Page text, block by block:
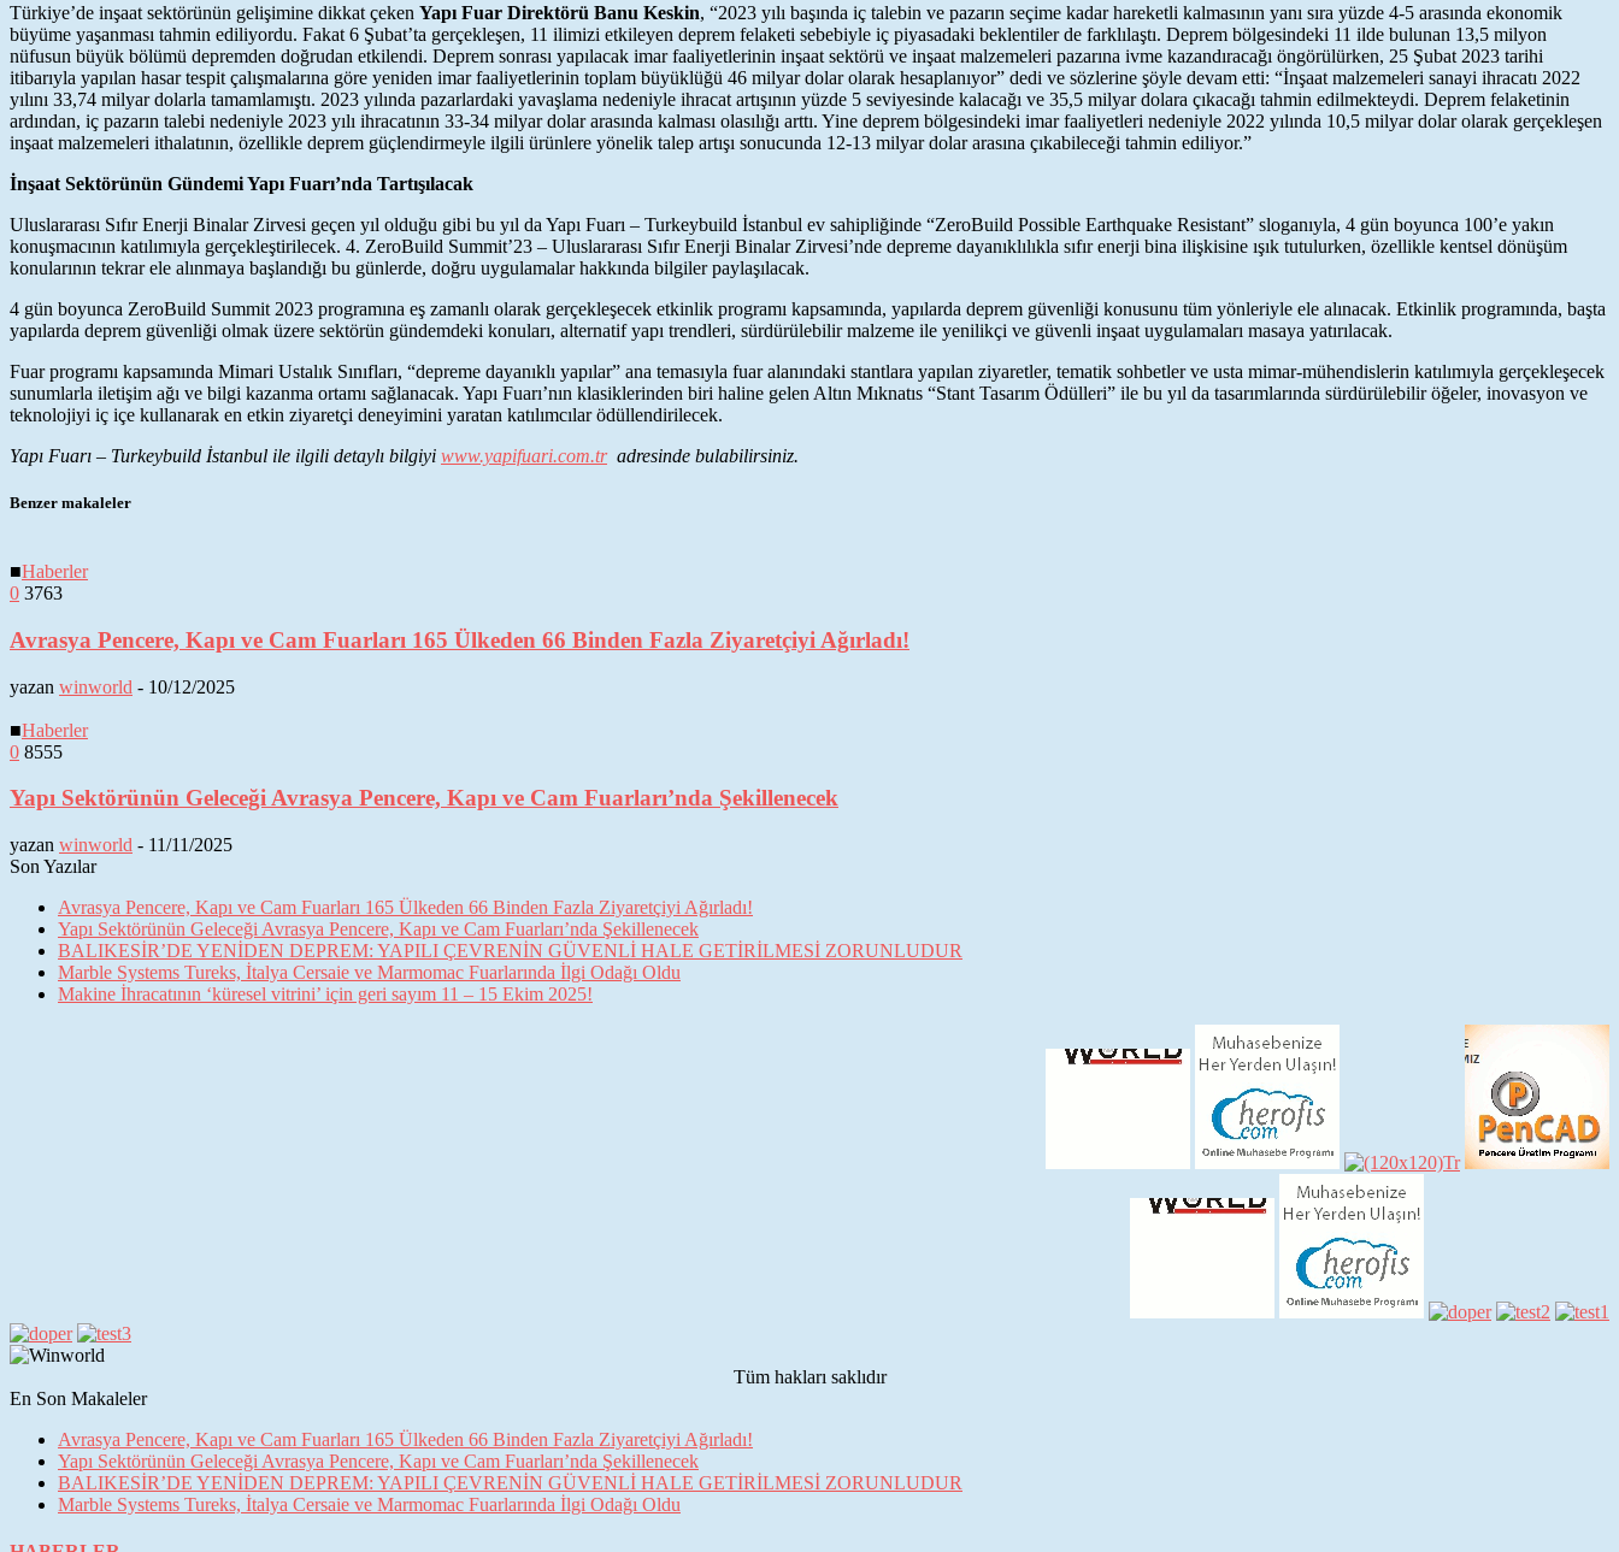
Türkiye’de inşaat sektörünün gelişimine dikkat çeken Yapı Fuar Direktörü Banu Keskin, “2023 yılı başında iç talebin ve pazarın seçime kadar hareketli kalmasının yanı sıra yüzde 4-5 arasında ekonomik
büyüme yaşanması tahmin ediliyordu. Fakat 6 Şubat’ta gerçekleşen, 11 ilimizi etkileyen deprem felaketi sebebiyle iç piyasadaki beklentiler de farklılaştı. Deprem bölgesindeki 11 ilde bulunan 13,5 milyon
nüfusun büyük bölümü depremden doğrudan etkilendi. Deprem sonrası yapılacak imar faaliyetlerinin inşaat sektörü ve inşaat malzemeleri pazarına ivme kazandıracağı öngörülürken, 25 Şubat 2023 tarihi
itibarıyla yapılan hasar tespit çalışmalarına göre yeniden imar faaliyetlerinin toplam büyüklüğü 46 milyar dolar olarak hesaplanıyor” dedi ve sözlerine şöyle devam etti: “İnşaat malzemeleri sanayi ihracatı 2022
yılını 33,74 milyar dolarla tamamlamıştı. 2023 yılında pazarlardaki yavaşlama nedeniyle ihracat artışının yüzde 5 seviyesinde kalacağı ve 35,5 milyar dolara çıkacağı tahmin edilmekteydi. Deprem felaketinin
ardından, iç pazarın talebi nedeniyle 2023 yılı ihracatının 33-34 milyar dolar arasında kalması olasılığı arttı. Yine deprem bölgesindeki imar faaliyetleri nedeniyle 2022 yılında 10,5 milyar dolar olarak gerçekleşen
inşaat malzemeleri ithalatının, özellikle deprem güçlendirmeyle ilgili ürünlere yönelik talep artışı sonucunda 12-13 milyar dolar arasına çıkabileceği tahmin ediliyor.”
İnşaat Sektörünün Gündemi Yapı Fuarı’nda Tartışılacak
Uluslararası Sıfır Enerji Binalar Zirvesi geçen yıl olduğu gibi bu yıl da Yapı Fuarı – Turkeybuild İstanbul ev sahipliğinde “ZeroBuild Possible Earthquake Resistant” sloganıyla, 4 gün boyunca 100’e yakın
konuşmacının katılımıyla gerçekleştirilecek. 4. ZeroBuild Summit’23 – Uluslararası Sıfır Enerji Binalar Zirvesi’nde depreme dayanıklılıkla sıfır enerji bina ilişkisine ışık tutulurken, özellikle kentsel dönüşüm
konularının tekrar ele alınmaya başlandığı bu günlerde, doğru uygulamalar hakkında bilgiler paylaşılacak.
4 gün boyunca ZeroBuild Summit 2023 programına eş zamanlı olarak gerçekleşecek etkinlik programı kapsamında, yapılarda deprem güvenliği konusunu tüm yönleriyle ele alınacak. Etkinlik programında, başta
yapılarda deprem güvenliği olmak üzere sektörün gündemdeki konuları, alternatif yapı trendleri, sürdürülebilir malzeme ile yenilikçi ve güvenli inşaat uygulamaları masaya yatırılacak.
Fuar programı kapsamında Mimari Ustalık Sınıfları, “depreme dayanıklı yapılar” ana temasıyla fuar alanındaki stantlara yapılan ziyaretler, tematik sohbetler ve usta mimar-mühendislerin katılımıyla gerçekleşecek
sunumlarla iletişim ağı ve bilgi kazanma ortamı sağlanacak. Yapı Fuarı’nın klasiklerinden biri haline gelen Altın Mıknatıs “Stant Tasarım Ödülleri” ile bu yıl da tasarımlarında sürdürülebilir öğeler, inovasyon ve
teknolojiyi iç içe kullanarak en etkin ziyaretçi deneyimini yaratan katılımcılar ödüllendirilecek.
Yapı Fuarı – Turkeybuild İstanbul ile ilgili detaylı bilgiyi www.yapifuari.com.tradresinde bulabilirsiniz.
Benzer makaleler
■Haberler
0 3763
Avrasya Pencere, Kapı ve Cam Fuarları 165 Ülkeden 66 Binden Fazla Ziyaretçiyi Ağırladı!
yazan winworld - 10/12/2025
■Haberler
0 8555
Yapı Sektörünün Geleceği Avrasya Pencere, Kapı ve Cam Fuarları’nda Şekillenecek
yazan winworld - 11/11/2025
Son Yazılar
Avrasya Pencere, Kapı ve Cam Fuarları 165 Ülkeden 66 Binden Fazla Ziyaretçiyi Ağırladı!
Yapı Sektörünün Geleceği Avrasya Pencere, Kapı ve Cam Fuarları’nda Şekillenecek
BALIKESİR’DE YENİDEN DEPREM: YAPILI ÇEVRENİN GÜVENLİ HALE GETİRİLMESİ ZORUNLUDUR
Marble Systems Tureks, İtalya Cersaie ve Marmomac Fuarlarında İlgi Odağı Oldu
Makine İhracatının ‘küresel vitrini’ için geri sayım 11 – 15 Ekim 2025!
Tüm hakları saklıdır
En Son Makaleler
Avrasya Pencere, Kapı ve Cam Fuarları 165 Ülkeden 66 Binden Fazla Ziyaretçiyi Ağırladı!
Yapı Sektörünün Geleceği Avrasya Pencere, Kapı ve Cam Fuarları’nda Şekillenecek
BALIKESİR’DE YENİDEN DEPREM: YAPILI ÇEVRENİN GÜVENLİ HALE GETİRİLMESİ ZORUNLUDUR
Marble Systems Tureks, İtalya Cersaie ve Marmomac Fuarlarında İlgi Odağı Oldu